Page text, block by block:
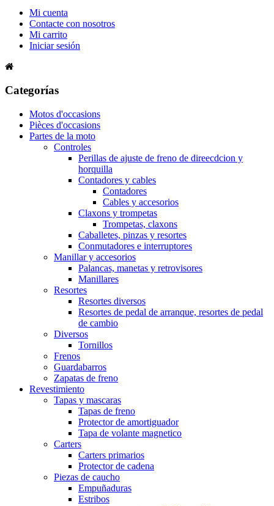
Mi cuenta
Contacte con nosotros
Mi carrito
Iniciar sesión
Categorías
Motos d'occasions
Pièces d'occasions
Partes de la moto
Controles
Perillas de ajuste de freno de direecdcion y
horquilla
Contadores y cables
Contadores
Cables y accesorios
Claxons y trompetas
Trompetas, claxons
Caballetes, pinzas y resortes
Conmutadores e interruptores
Manillar y accesorios
Palancas, manetas y retrovisores
Manillares
Resortes
Resortes diversos
Resortes de pedal de arranque, resortes de pedal
de cambio
Diversos
Tornillos
Frenos
Guardabarros
Zapatas de freno
Revestimiento
Tapas y mascaras
Tapas de freno
Protector de amortiguador
Tapa de volante magnetico
Carters
Carters primarios
Protector de cadena
Piezas de caucho
Empuñaduras
Estribos